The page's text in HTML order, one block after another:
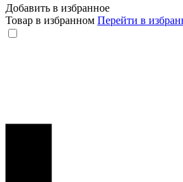
Добавить в избранное
Товар в избранном Перейти в